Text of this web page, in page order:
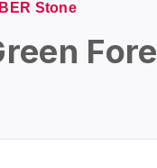
Stone